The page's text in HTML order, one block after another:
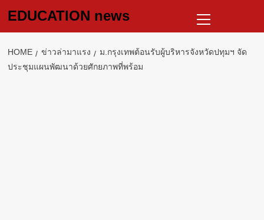
EDUCATION news
Menu
HOME ข่าวล่ามาแรง
ม.กรุงเทพต้อนรับผู้บริหารจังหวัดปทุมฯ จัด
ประชุมแผนพัฒนาด้วยศักยภาพที่พร้อม